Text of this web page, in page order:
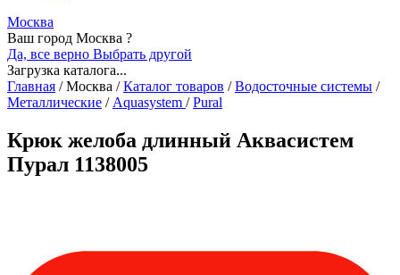
Москва
Ваш город Москва ?
Да, все верно Выбрать другой
Загрузка каталога...
Главная /Москва / Каталог товаров / Водосточные системы /
Металлические / Aquasystem / Pural
Крюк желоба длинный Аквасистем
Пурал 1138005